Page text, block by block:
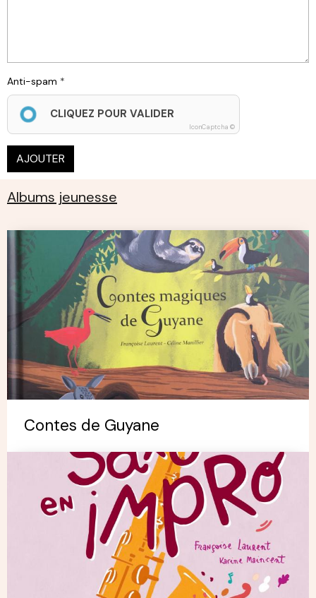
Anti-spam
CLIQUEZ POUR VALIDER
IconCaptcha ©
AJOUTER
Albums jeunesse
Contes de Guyane